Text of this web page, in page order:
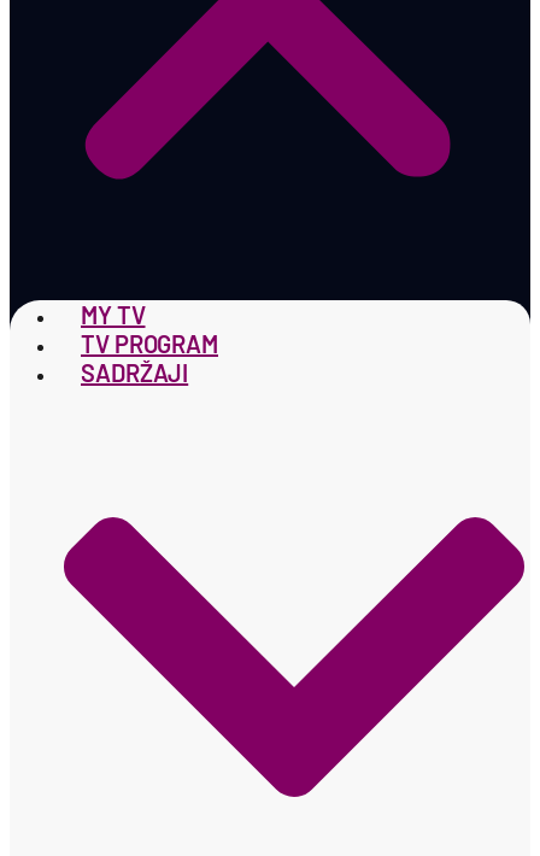
MY TV
TV PROGRAM
SADRŽAJI